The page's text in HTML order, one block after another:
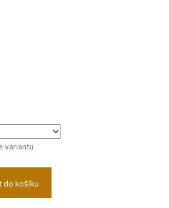
variantu
do košíku